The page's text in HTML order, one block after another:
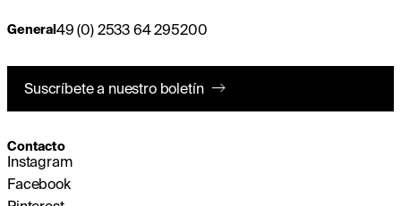
General 49 (0) 2533 64 295200
Suscríbete a nuestro boletín
Contacto
Instagram
Facebook